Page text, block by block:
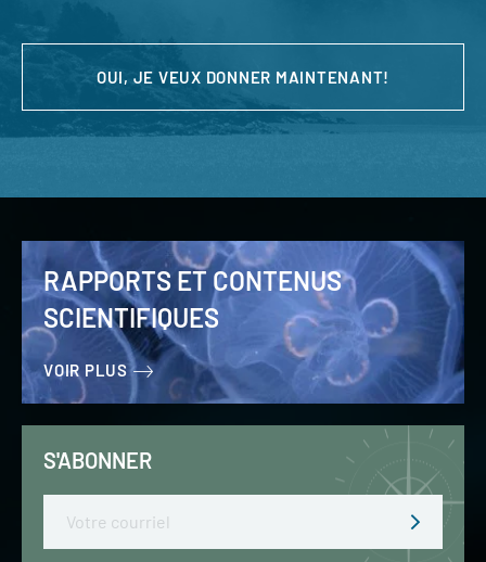
OUI, JE VEUX DONNER MAINTENANT!
RAPPORTS ET CONTENUS
SCIENTIFIQUES
VOIR PLUS
S'ABONNER